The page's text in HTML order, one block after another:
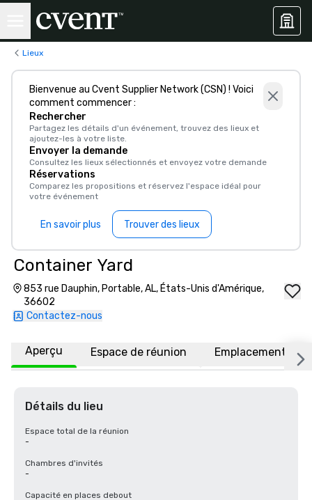
Lieux
Bienvenue au Cvent Supplier Network (CSN) ! Voici
comment commencer :
Rechercher
Partagez les détails d'un événement, trouvez des lieux et
ajoutez-les à votre liste.
Envoyer la demande
Consultez les lieux sélectionnés et envoyez votre demande
Réservations
Comparez les propositions et réservez l'espace idéal pour
votre événement
En savoir plus Trouver des lieux
Container Yard
853 rue Dauphin, Portable, AL, États-Unis d'Amérique,
36602
Contactez-nous
Aperçu Espace de réunion Emplacement
Détails du lieu
Espace total de la réunion
-
Chambres d'invités
-
Capacité en places debout